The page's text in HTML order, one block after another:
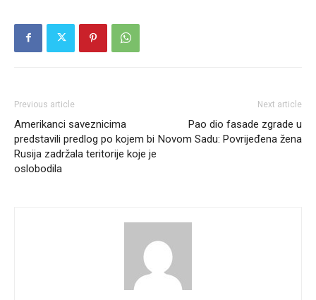
Previous article
Amerikanci saveznicima
predstavili predlog po kojem bi
Rusija zadržala teritorije koje je
oslobodila
Next article
Pao dio fasade zgrade u
Novom Sadu: Povrijeđena žena